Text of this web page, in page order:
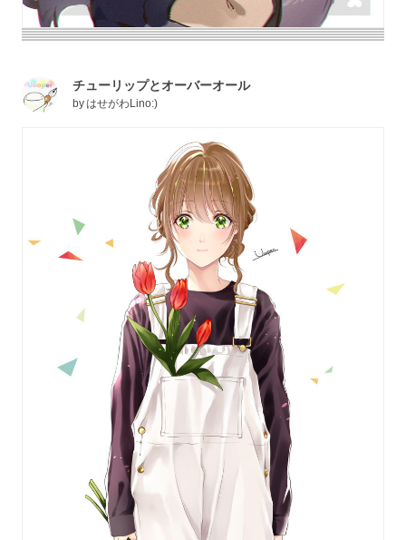
チューリップとオーバーオール
byはせがわLino:)